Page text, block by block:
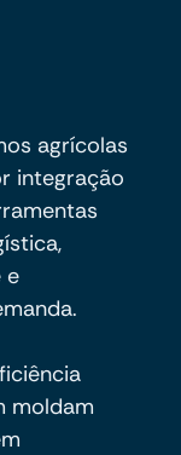
agrícolas
integração
e
moldam